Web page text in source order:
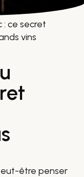
: ce secret
vins
être penser